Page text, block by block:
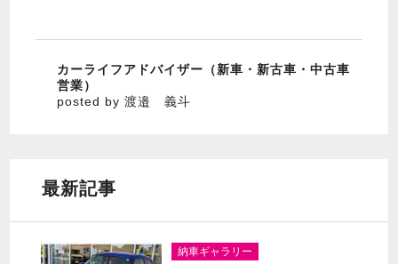
カーライフアドバイザー（新車・新古車・中古車
営業）
posted by 渡邉 義斗
最新記事
納車ギャラリー